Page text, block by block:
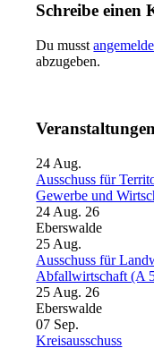
Schreibe einen
Du musst
abzugeben.
Veranstaltungen
24 Aug.
Ausschuss für
Gewerbe und
24 Aug. 26
Eberswalde
25 Aug.
Ausschuss für
Abfallwirtschaft (A
25 Aug. 26
Eberswalde
07 Sep.
Kreisausschuss